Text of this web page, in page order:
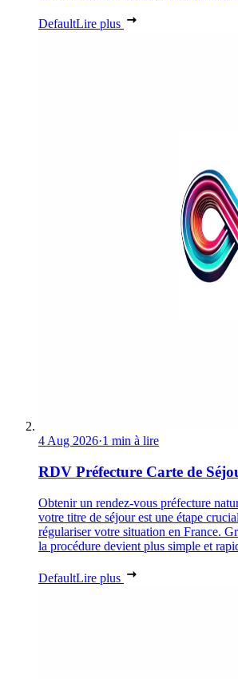
DefaultLire plus
4 Aug 2026·1 min à lire
RDV Préfecture Carte de
Obtenir un rendez-vous préfecture
votre titre de séjour est une étape
régulariser votre situation en France.
la procédure devient plus simple et
DefaultLire plus